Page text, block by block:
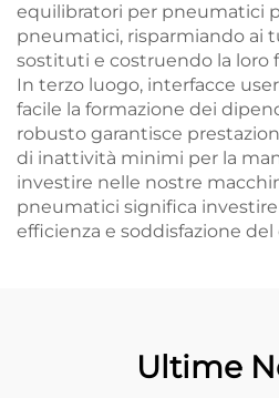
equilibratori per pneumatici
pneumatici, risparmiando ai
sostituti e costruendo la loro
In terzo luogo, interfacce
facile la formazione dei
robusto garantisce
di inattività minimi per la
investire nelle nostre
pneumatici significa
efficienza e soddisfazione del
Ultime